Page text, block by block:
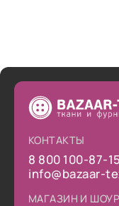
КОНТАКТЫ
8 800 100-87-15
info@bazaar-
МАГАЗИН И